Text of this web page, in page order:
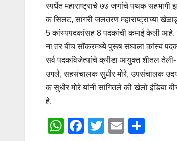
स्‍पर्धेत महाराष्ट्राचे ७७ जणांचे पथक
क सिलट, सागरी जलतरण महाराष्ट्राच्‍या
5 कांस्यपदकांसह 8 पदकांची कमाई केली आहे.
ना तर बीच सॉकरमध्ये पुरूष संघाला कांस्य
सर्व पदकविजेत्‍यांचे क्रीडा आयुक्‍त शीतल तेली-
उगले, सहसंचालक सुधीर मोरे, उपसंचालक
क सुधीर मोरे यांनी सांगितले की खेलो इंडिया
हे.
W
F
T
E